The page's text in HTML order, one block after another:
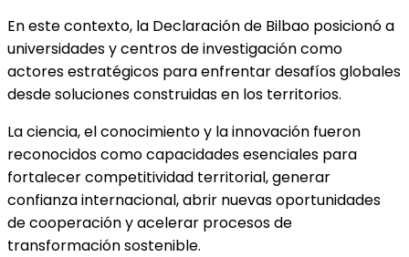
En este contexto, la Declaración de Bilbao posicionó a
universidades y centros de investigación como
actores estratégicos para enfrentar desafíos globales
desde soluciones construidas en los territorios.
La ciencia, el conocimiento y la innovación fueron
reconocidos como capacidades esenciales para
fortalecer competitividad territorial, generar
confianza internacional, abrir nuevas oportunidades
de cooperación y acelerar procesos de
transformación sostenible.